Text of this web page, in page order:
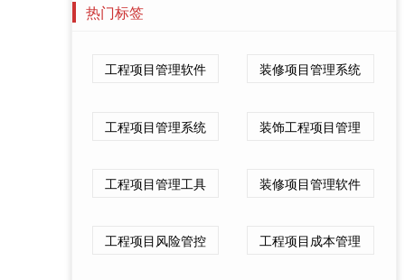
热门标签
工程项目管理软件 装修项目管理系统
工程项目管理系统 装饰工程项目管理
工程项目管理工具 装修项目管理软件
工程项目风险管控 工程项目成本管理